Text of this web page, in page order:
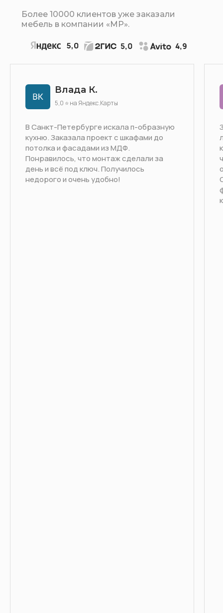
Более 10000 клиентов уже заказали
мебель в компании «МР».
Влада К.
5,0 ⭐ на Яндекс.Карты
В Санкт-Петербурге искала п-образную
кухню. Заказала проект с шкафами до
потолка и фасадами из МДФ.
Понравилось, что монтаж сделали за
день и всё под ключ. Получилось
недорого и очень удобно!